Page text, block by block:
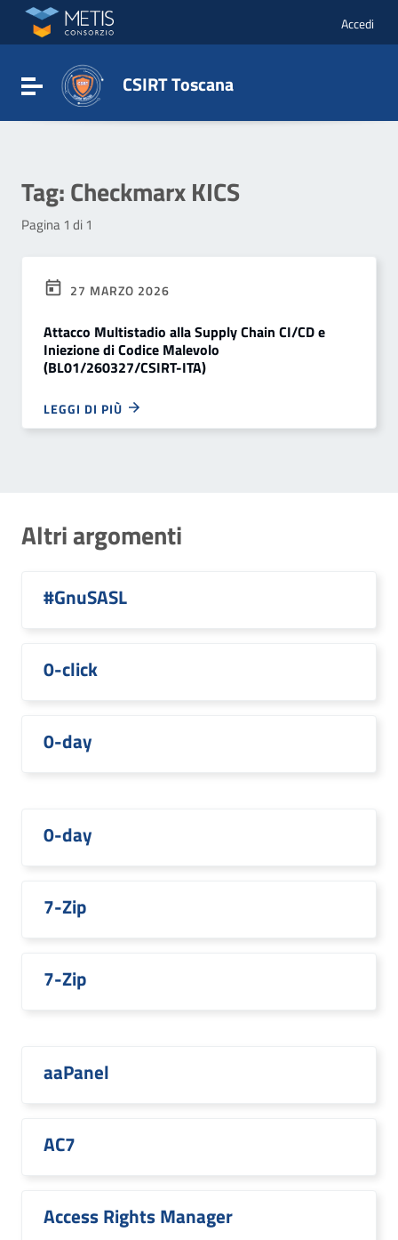
Vai ai contenuti
Vai al menu di navigazione
Vai al footer
Accedi
Attiva / disattiva la navigazione
CSIRT Toscana
Tag:Checkmarx KICS
Pagina 1 di 1
27 MARZO 2026
Attacco Multistadio alla Supply Chain CI/CD e
Iniezione di Codice Malevolo
(BL01/260327/CSIRT-ITA)
LEGGI DI PIÙ
Altri argomenti
#GnuSASL
0-click
0-day
0-day
7-Zip
7-Zip
aaPanel
AC7
Access Rights Manager